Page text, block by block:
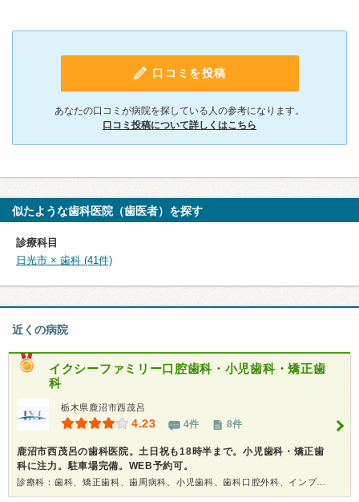
口コミを投稿
あなたの口コミが病院を探している人の参考になります。
口コミ投稿について詳しくはこちら
似たような歯科医院（歯医者）を探す
診療科目
日光市 × 歯科 (41件)
近くの病院
イクシーファミリー口腔歯科・小児歯科・矯正歯
科
栃木県鹿沼市西茂呂
4.23 4件 8件
鹿沼市西茂呂の歯科医院。土日祝も18時半まで。小児歯科・矯正歯
科に注力。駐車場完備。WEB予約可。
診療科：歯科、矯正歯科、歯周病科、小児歯科、歯科口腔外科、インプラント、ホワイトニング